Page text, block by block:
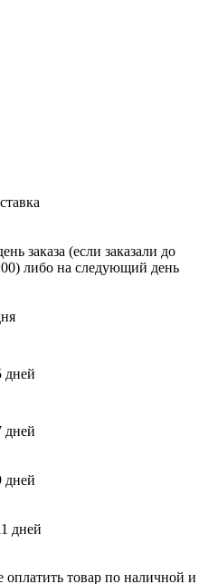
заказа (если заказали до
либо на следующий день
дней
дней
дней
дней
товар по наличной и